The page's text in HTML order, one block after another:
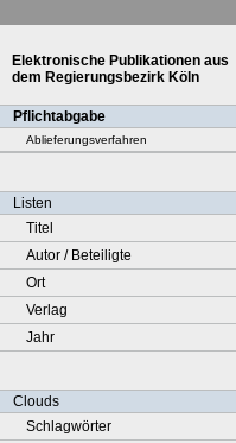
Elektronische Publikationen aus
dem Regierungsbezirk Köln
Pflichtabgabe
Ablieferungsverfahren
Listen
Titel
Autor / Beteiligte
Ort
Verlag
Jahr
Clouds
Schlagwörter